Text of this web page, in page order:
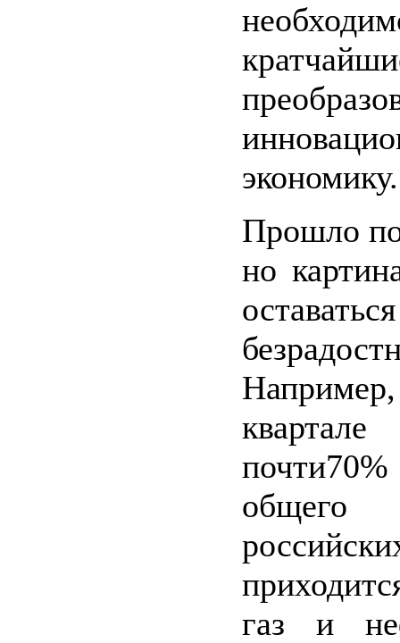
экономику.
Прошло
но
оставаться
общего
газ и